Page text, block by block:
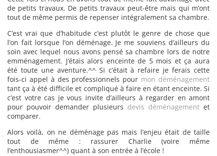
de petits travaux. De petits travaux peut-être mais qui m’ont
tout de même permis de repenser intégralement sa chambre.
C’est vrai que d’habitude c’est plutôt le genre de chose que
l’on fait lorsque l’on déménage. Je me souviens d’ailleurs du
soin avec lequel nous avons pensé sa chambre lors de notre
emménagement. J’étais alors enceinte de 5 mois et ça aura
été toute une aventure.^^ Si c’était à refaire je ferais cette
fois-ci appel à des professionnels pour mon déménagement
tant ça à été difficile et compliqué à faire en étant enceinte. Si
c’est votre cas je vous invite d’ailleurs à regarder en amont
pour pouvoir demander plusieurs devis déménagement et
comparer.
Alors voilà, on ne déménage pas mais l’enjeu était de taille
tout de même : rassurer Charlie (voire même
l’enthousiasmer^^) quant à son entrée à l’école !